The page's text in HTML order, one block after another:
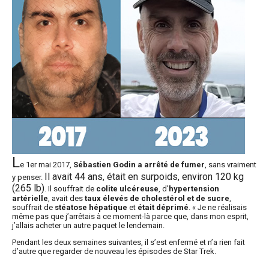
Le 1er mai 2017, Sébastien Godin a arrêté de fumer, sans vraiment
y penser. Il avait 44 ans, était en surpoids, environ 120 kg
(265 lb). Il souffrait de colite ulcéreuse, d’ hypertension
artérielle, avait des taux élevés de cholestérol et de sucre,
souffrait de stéatose hépatique et était déprimé. « Je ne réalisais
même pas que j’arrêtais à ce moment-là parce que, dans mon esprit,
j’allais acheter un autre paquet le lendemain.
Pendant les deux semaines suivantes, il s’est enfermé et n’a rien fait
d’autre que regarder de nouveau les épisodes de Star Trek.